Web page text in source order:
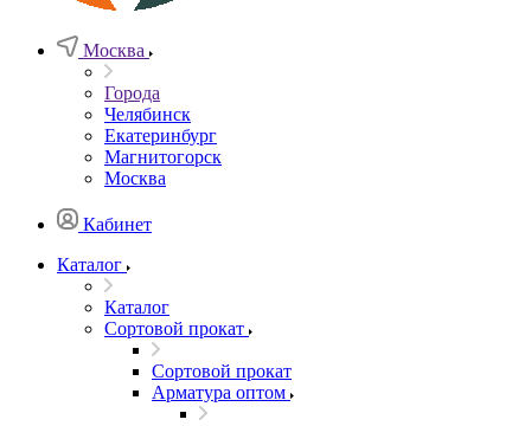
Москва
Города
Челябинск
Екатеринбург
Магнитогорск
Москва
Кабинет
Каталог
Каталог
Сортовой прокат
Сортовой прокат
Арматура оптом